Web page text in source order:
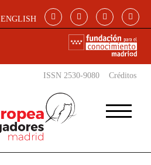
ENGLISH
ISSN 2530-9080 Créditos